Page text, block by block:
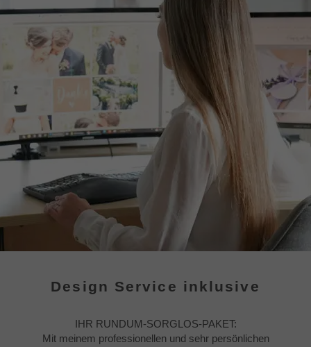
Design Service inklusive
IHR RUNDUM-SORGLOS-PAKET:
Mit meinem professionellen und sehr persönlichen